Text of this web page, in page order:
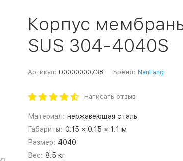
Корпус
SUS 304-4040S
Артикул: 00000000738 Бренд: NanFang
Написать отзыв
Материал: нержавеющая сталь
Габариты: 0.15 × 0.15 × 1.1 м
Размер: 4040
Вес: 8.5 кг